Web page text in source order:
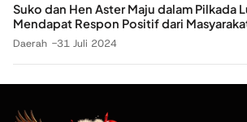
Suko dan Hen Aster Maju dalam Pilkada
Mendapat Respon Positif dari
Daerah 31 Juli 2024